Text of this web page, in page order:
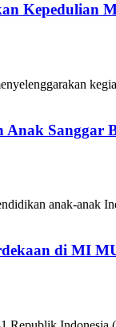
Kepedulian
anak-
di MI